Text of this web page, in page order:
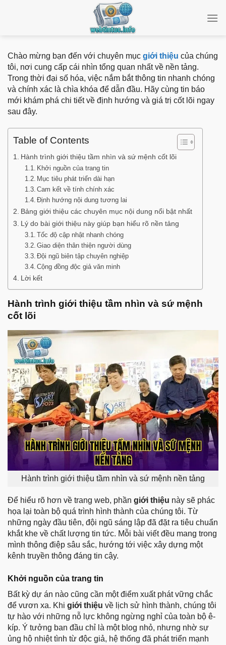
Chào mừng bạn đến với chuyên mục giới thiệu của chúng
tôi, nơi cung cấp cái nhìn tổng quan nhất về nền tảng.
Trong thời đại số hóa, việc nắm bắt thông tin nhanh chóng
và chính xác là chìa khóa để dẫn đầu. Hãy cùng tin báo
mới khám phá chi tiết về định hướng và giá trị cốt lõi ngay
sau đây.
Table of Contents
Hành trình giới thiệu tầm nhìn và sứ mệnh cốt lõi
Khởi nguồn của trang tin
Mục tiêu phát triển dài hạn
Cam kết về tính chính xác
Định hướng nội dung tương lai
Bảng giới thiệu các chuyên mục nội dung nổi bật nhất
Lý do bài giới thiệu này giúp bạn hiểu rõ nền tảng
Tốc độ cập nhật nhanh chóng
Giao diện thân thiện người dùng
Đội ngũ biên tập chuyên nghiệp
Cộng đồng độc giả văn minh
Lời kết
Hành trình giới thiệu tầm nhìn và sứ mệnh
cốt lõi
Hành trình giới thiệu tầm nhìn và sứ mệnh nền tảng
Để hiểu rõ hơn về trang web, phần giới thiệu này sẽ phác
họa lại toàn bộ quá trình hình thành của chúng tôi. Từ
những ngày đầu tiên, đội ngũ sáng lập đã đặt ra tiêu chuẩn
khắt khe về chất lượng tin tức. Mỗi bài viết đều mang trong
mình thông điệp sâu sắc, hướng tới việc xây dựng một
kênh truyền thông đáng tin cậy.
Khởi nguồn của trang tin
Bất kỳ dự án nào cũng cần một điểm xuất phát vững chắc
để vươn xa. Khi giới thiệu về lịch sử hình thành, chúng tôi
tự hào với những nỗ lực không ngừng nghỉ của toàn bộ ê-
kíp. Ý tưởng ban đầu chỉ là một blog nhỏ, nhưng nhờ sự
ủng hộ nhiệt tình từ độc giả, hệ thống đã phát triển mạnh